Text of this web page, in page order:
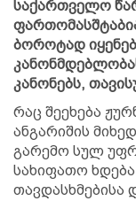
საქართველო
ბოროტად
კანონებს,
რაც შეეხება
ანგარიშის
გარემო სულ
სახიფათო
თავდასხმებისა